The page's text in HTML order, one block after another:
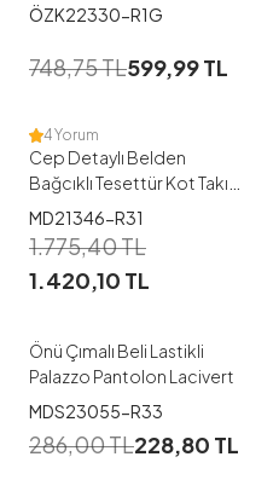
ÖZK22330-R1G
748,75TL599,99TL
38 40 42 44 46
4 Yorum
Cep Detaylı Belden
Bağcıklı Tesettür Kot Takım
Koyu Mavi
MD21346-R31
1.775,40TL
1.420,10 TL
38
Önü Çımalı Beli Lastikli
Palazzo Pantolon Lacivert
MDS23055-R33
286,00TL228,80 TL
38 40 44 48